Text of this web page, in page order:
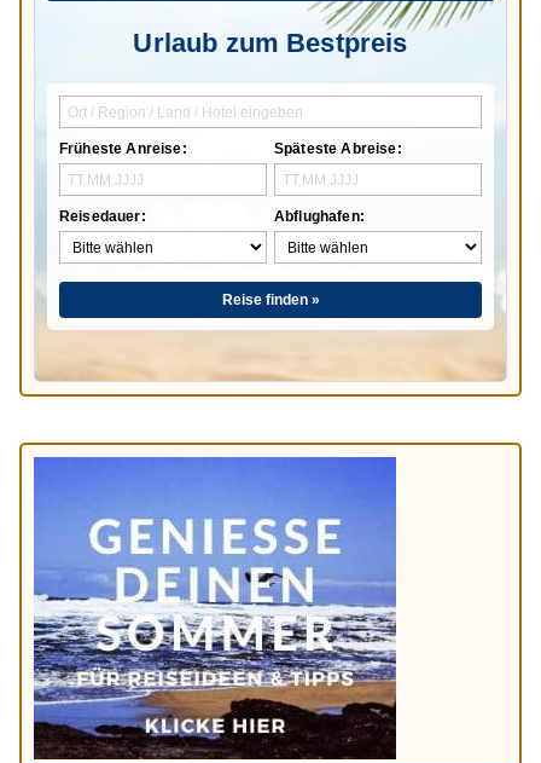
Urlaub zum Bestpreis
Früheste Anreise:
Reisedauer:
Späteste Abreise:
Abflughafen:
Reise finden »